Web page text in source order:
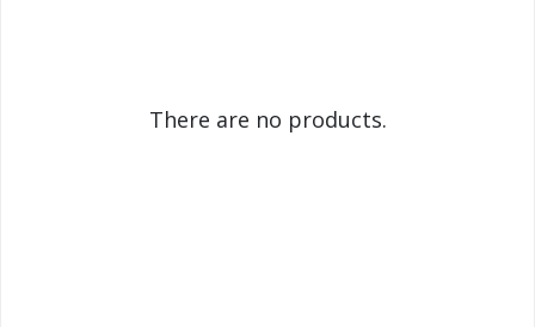
There are no products.